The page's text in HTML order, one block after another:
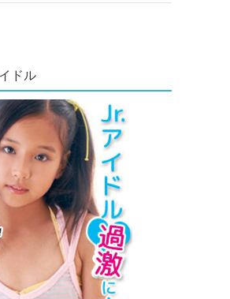
ドル